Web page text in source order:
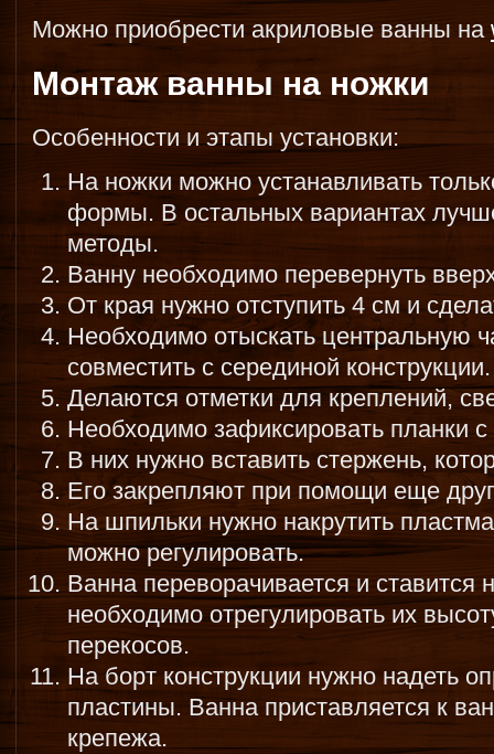
Можно приобрести акриловые ванны на
Монтаж ванны на ножки
Особенности и этапы установки:
На ножки можно устанавливать
формы. В остальных вариантах
методы.
Ванну необходимо перевернуть
От края нужно отступить 4 см и
Необходимо отыскать центральную
совместить с серединой конструкции.
Делаются отметки для креплений,
Необходимо зафиксировать планки
В них нужно вставить стержень,
Его закрепляют при помощи еще
На шпильки нужно накрутить
можно регулировать.
Ванна переворачивается и ставится
необходимо отрегулировать их
перекосов.
На борт конструкции нужно надеть
пластины. Ванна приставляется к
крепежа.